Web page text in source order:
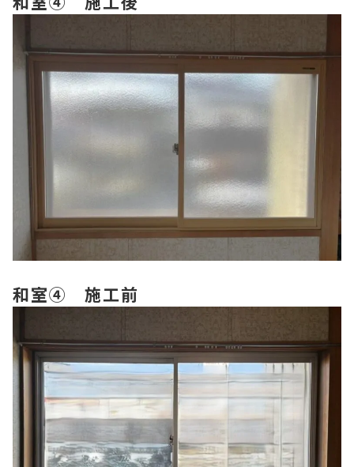
和室④ 施工前